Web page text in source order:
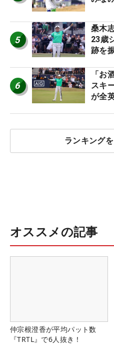
5
桑木
23歳
跡を
6
「お
スキ
が全
ランキング
オススメの記事
仲宗根澄香が平均パット数
『TRTL』で6人抜き！